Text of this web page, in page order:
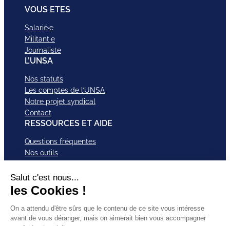
VOUS ETES
Salarié·e
Militant·e
Journaliste
L’UNSA
Nos statuts
Les comptes de l’UNSA
Notre projet syndical
Contact
RESSOURCES ET AIDE
Questions fréquentes
Nos outils
Nos structures et services
Je VEUX Adhérer
ABonnez-vous à nos newsletter